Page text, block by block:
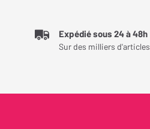
Expédié sous 24 à 48h
Sur des milliers d'articles